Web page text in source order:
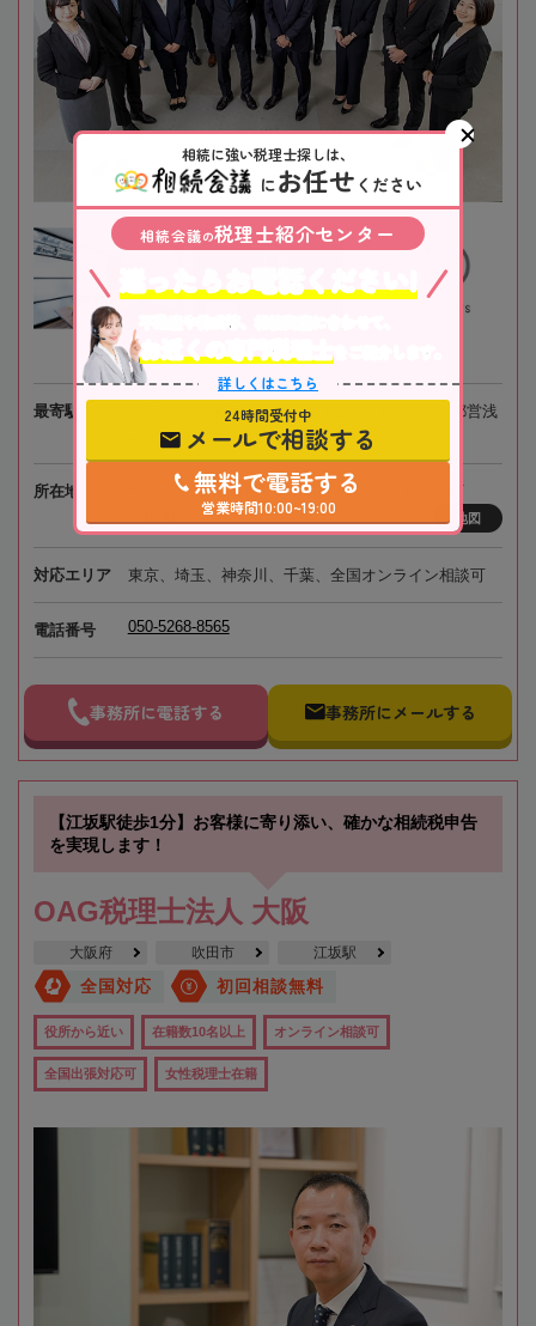
最寄駅
JR京葉線、東京メトロ「八丁堀駅」徒歩3分、都営浅
草線「宝町駅」徒歩4分
所在地
〒104-0032 東京都中央区八丁堀4-3-5 京橋宝町
地図
対応エリア 東京、埼玉、神奈川、千葉、全国オンライン相談可
電話番号 050-5268-8565
事務所に電話する 事務所にメールする
【江坂駅徒歩1分】お客様に寄り添い、確かな相続税申告
を実現します！
OAG税理士法人 大阪
大阪府 吹田市 江坂駅
全国対応 初回相談無料
役所から近い 在籍数10名以上 オンライン相談可
全国出張対応可 女性税理士在籍
相続に強い税理士探しは、
にお任せ ください
相続会議の税理士紹介センター
不動産や株式等、相続資産に合わせて、
お近くの専門税理士
をご紹介します。
詳しくはこちら
24時間受付中
メールで相談する
無料で電話する
営業時間10:00~19:00